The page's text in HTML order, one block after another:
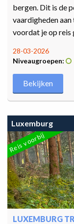
bergen. Dit is de
vaardigheden
voordat je op reis
28-03-2026
Niveaugroepen:
Bekijken
Luxemburg
Reis voorbij
LUXEMBURG